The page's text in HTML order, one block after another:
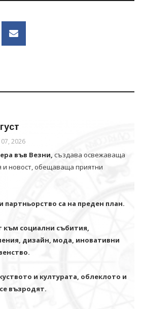
07, 2026
във Везни, създава освежаваща
и новост, обещаваща приятни
са на преден план.
към социални събития,
дизайн, мода, иновативни
и културата, облеклото и
възродят.